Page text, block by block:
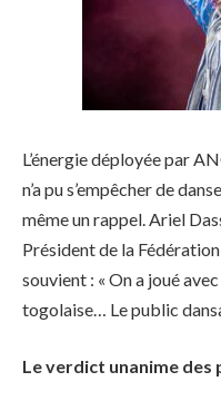
L’énergie déployée par
n’a pu s’empêcher de
même un rappel. Ariel
Président de la
souvient : « On a joué
togolaise… Le public
Le verdict unanime des